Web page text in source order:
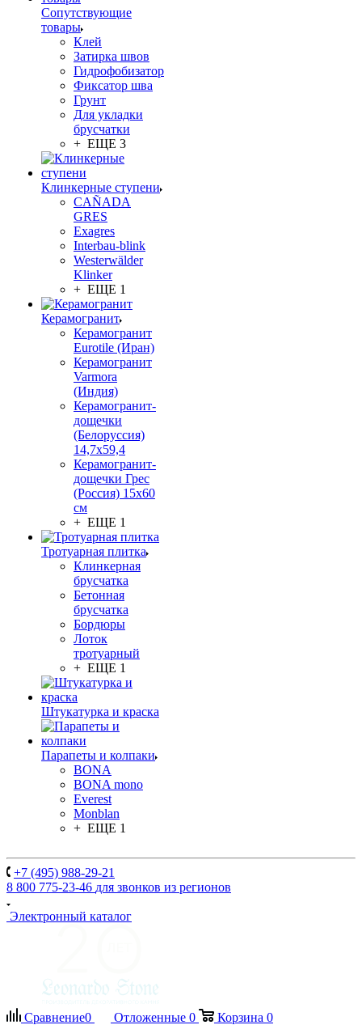
Сопутствующие
товары
Клей
Затирка швов
Гидрофобизатор
Фиксатор шва
Грунт
Для укладки
брусчатки
+ ЕЩЕ 3
Клинкерные ступени
CAÑADA
GRES
Exagres
Interbau-blink
Westerwälder
Klinker
+ ЕЩЕ 1
Керамогранит
Керамогранит
Eurotile (Иран)
Керамогранит
Varmora
(Индия)
Керамогранит-
дощечки
(Белоруссия)
14,7x59,4
Керамогранит-
дощечки Грес
(Россия) 15х60
см
+ ЕЩЕ 1
Тротуарная плитка
Клинкерная
брусчатка
Бетонная
брусчатка
Бордюры
Лоток
тротуарный
+ ЕЩЕ 1
Штукатурка и краска
Парапеты и колпаки
BONA
BONA mono
Everest
Monblan
+ ЕЩЕ 1
+7 (495) 988-29-21
8 800 775-23-46 для звонков из регионов
Электронный каталог
Сравнение0 Отложенные 0 Корзина 0